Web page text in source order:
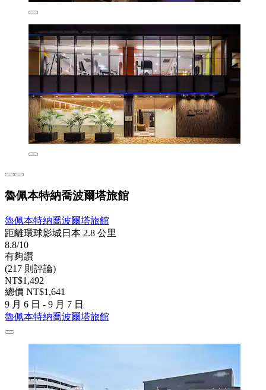
魯佩本特納喬波爾塔旅館
魯佩本特納喬波爾塔旅館
距離環球影城日本 2.8 公里
8.8/10
有夠讚
(217 則評論)
NT$1,492
總價 NT$1,641
9 月 6 日 - 9 月 7 日
魯佩本特納喬波爾塔旅館